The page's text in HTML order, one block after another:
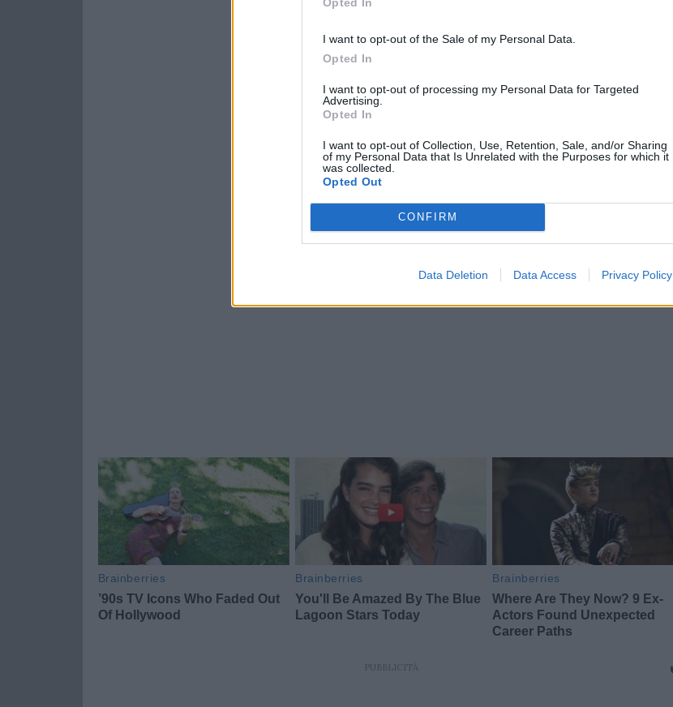
I want to opt-out of the Sale of my Personal Data.
Opted In
I want to opt-out of processing my Personal Data for Targeted
Advertising.
Opted In
I want to opt-out of Collection, Use, Retention, Sale, and/or Sharing
of my Personal Data that Is Unrelated with the Purposes for which it
was collected.
Opted Out
CONFIRM
Data Deletion Data Access Privacy Policy